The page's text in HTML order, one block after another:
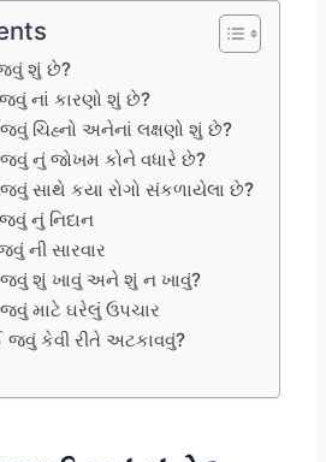
શું છે?
નાં કારણો શું છે?
ચિહ્નો અનેનાં લક્ષણો શું છે?
નું જોખમ કોને વધારે છે?
સાથે કયા રોગો સંકળાયેલા છે?
નું નિદાન
ની સારવાર
જવું શું ખાવું અને શું ન ખાવું?
માટે ઘરેલું ઉપચાર
જવું કેવી રીતે અટકાવવું?